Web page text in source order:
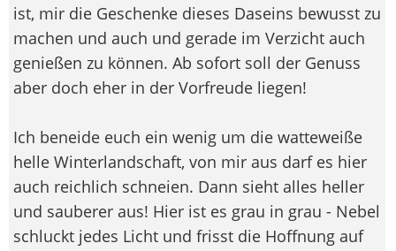
ist, mir die Geschenke dieses Daseins bewusst zu
machen und auch und gerade im Verzicht auch
genießen zu können. Ab sofort soll der Genuss
aber doch eher in der Vorfreude liegen!
Ich beneide euch ein wenig um die watteweiße
helle Winterlandschaft, von mir aus darf es hier
auch reichlich schneien. Dann sieht alles heller
und sauberer aus! Hier ist es grau in grau - Nebel
schluckt jedes Licht und frisst die Hoffnung auf